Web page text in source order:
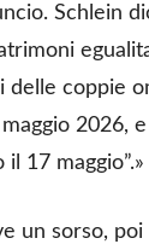
Schlein
delle coppie
2026,
17 maggio”.»
un sorso, poi